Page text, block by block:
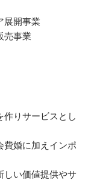
展開事業
売事業
作りサービスとし
費婚に加えインポ
しい価値提供やサ